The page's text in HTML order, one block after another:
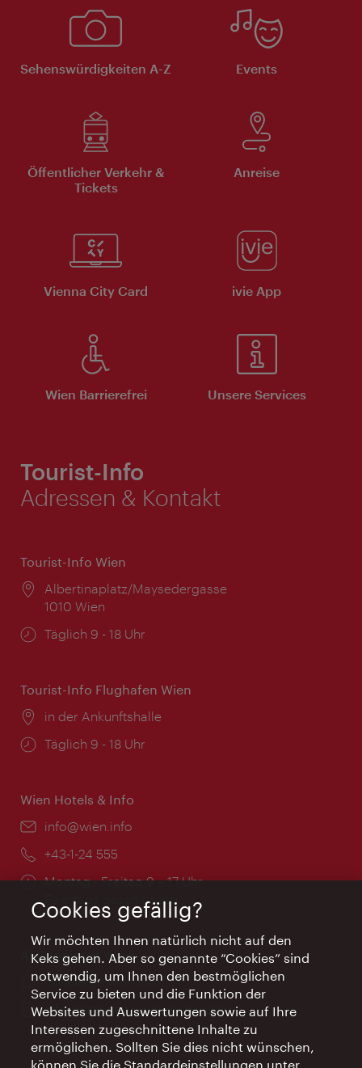
Sehenswürdigkeiten A-Z Events
Öffentlicher Verkehr &
Tickets
Anreise
Vienna City Card ivie App
Wien Barrierefrei Unsere Services
Tourist-Info
Adressen & Kontakt
Tourist-Info Wien
Ort:
Albertinaplatz/Maysedergasse
1010 Wien
Öffnungszeiten:
Täglich 9 - 18 Uhr
Tourist-Info Flughafen Wien
Ort:
in der Ankunftshalle
Öffnungszeiten:
Täglich 9 - 18 Uhr
Wien Hotels & Info
Email:
info@wien.info
Telefon:
+43-1-24 555
Öffnungszeiten:
Montag - Freitag 9 – 17 Uhr
Feiertags geschlossen
AI Concierge Wien
Ort:
concierge.wien.info
Öffnungszeiten:
Informationen rund um die Uhr
Cookies gefällig?
Wir möchten Ihnen natürlich nicht auf den
Keks gehen. Aber so genannte “Cookies” sind
notwendig, um Ihnen den bestmöglichen
Service zu bieten und die Funktion der
Websites und Auswertungen sowie auf Ihre
Interessen zugeschnittene Inhalte zu
ermöglichen. Sollten Sie dies nicht wünschen,
können Sie die Standardeinstellungen unter